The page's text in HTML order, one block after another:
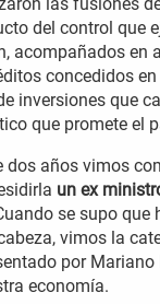
del control que
acompañados en
concedidos
inversiones que
que promete el
dos años vimos
un ex
se supo
vimos la
por
economía.